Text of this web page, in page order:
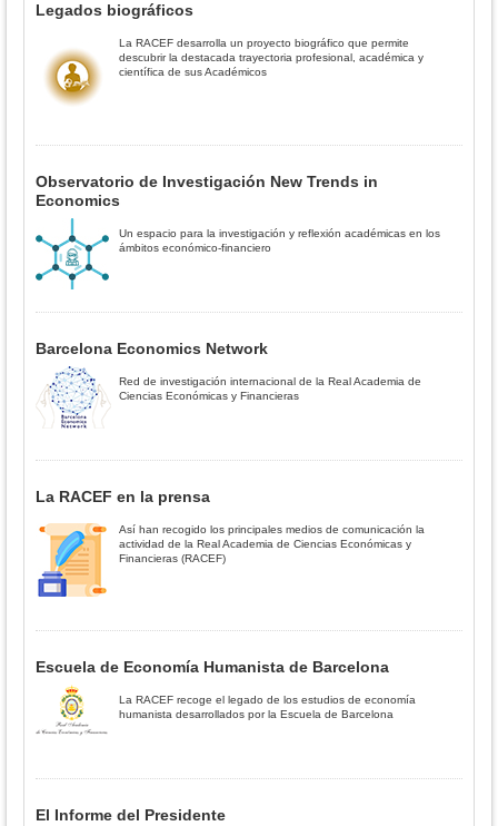
Legados biográficos
La RACEF desarrolla un proyecto biográfico que permite
descubrir la destacada trayectoria profesional, académica y
científica de sus Académicos
Observatorio de Investigación New Trends in
Economics
Un espacio para la investigación y reflexión académicas en los
ámbitos económico-financiero
Barcelona Economics Network
Red de investigación internacional de la Real Academia de
Ciencias Económicas y Financieras
La RACEF en la prensa
Así han recogido los principales medios de comunicación la
actividad de la Real Academia de Ciencias Económicas y
Financieras (RACEF)
Escuela de Economía Humanista de Barcelona
La RACEF recoge el legado de los estudios de economía
humanista desarrollados por la Escuela de Barcelona
El Informe del Presidente